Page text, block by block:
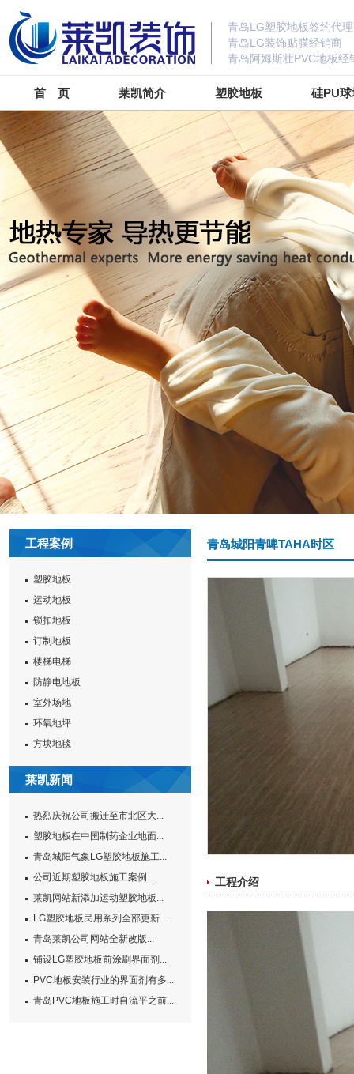
青岛LG塑胶地板签约代
青岛LG装饰贴膜经销商
青岛阿姆斯壮PVC地板经
首 页 莱凯简介 塑胶地板 硅PU球
工程案例
塑胶地板
运动地板
锁扣地板
订制地板
楼梯电梯
防静电地板
室外场地
环氧地坪
方块地毯
莱凯新闻
热烈庆祝公司搬迁至市北区大...
塑胶地板在中国制药企业地面...
青岛城阳气象LG塑胶地板施工...
公司近期塑胶地板施工案例...
莱凯网站新添加运动塑胶地板...
LG塑胶地板民用系列全部更新...
青岛莱凯公司网站全新改版...
铺设LG塑胶地板前涂刷界面剂...
PVC地板安装行业的界面剂有多...
青岛PVC地板施工时自流平之前...
青岛城阳青啤TAHA时区
工程介绍